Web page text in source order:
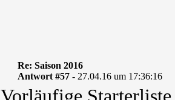
Re: Saison 2016
Antwort #57 - 27.04.16 um 17:36:16